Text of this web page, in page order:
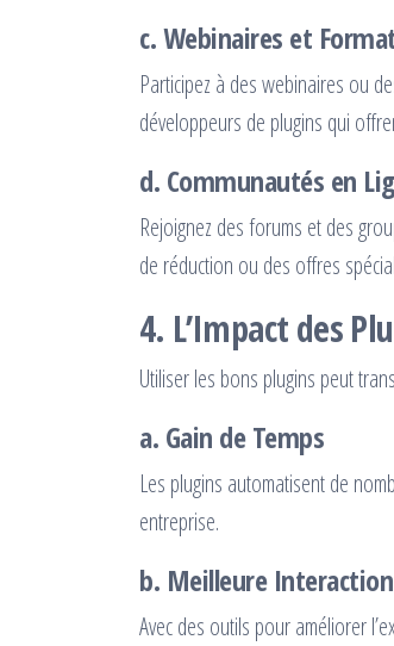
c.Webinaires et
Participez à des webinaires ou
développeurs de plugins qui
d. Communautés en
Rejoignez des forums et des
de réduction ou des offres
4. L’Impact des
Utiliser les bons plugins peut
a. Gain de Temps
Les plugins automatisent de
entreprise.
b. Meilleure
Avec des outils pour améliorer